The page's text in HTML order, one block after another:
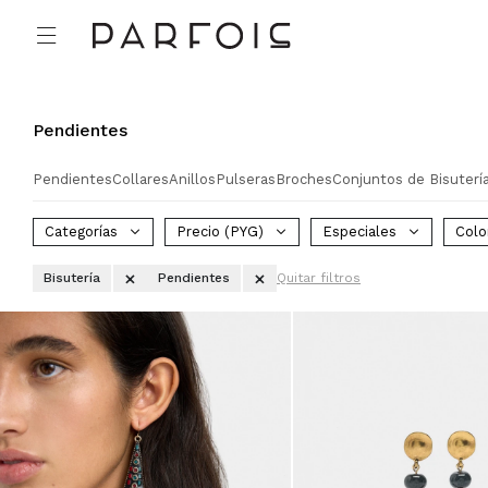

Pendientes
PendientesCollaresAnillos Pulseras BrochesConjuntos de
Categorías Precio (PYG) Especiales
Bisutería Pendientes Quitar filtros